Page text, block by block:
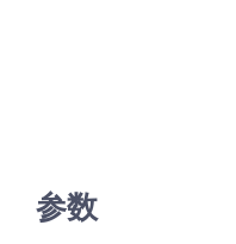
参数